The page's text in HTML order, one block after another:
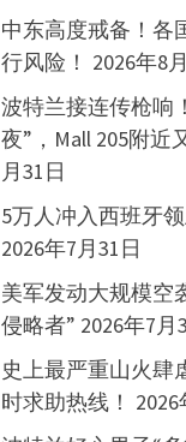
中东高度戒备！各
行风险！ 2026年8
波特兰接连传枪响
夜”，Mall 205附近
月31日
5万人冲入西班牙
2026年7月31日
美军发动大规模空
侵略者” 2026年7月
史上最严重山火肆
时求助热线！ 2026